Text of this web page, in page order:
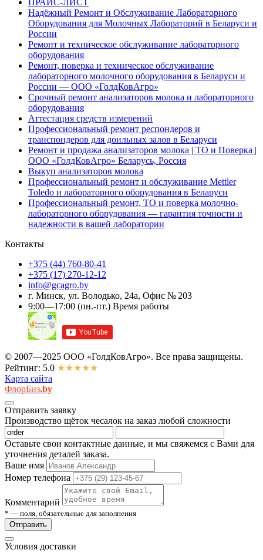
Надёжный Ремонт и Обслуживание Лабораторного
Оборудования для Молочных Лабораторий в Беларуси и
России
Ремонт и техническое обслуживание лабораторного
оборудования
Ремонт, поверка и техническое обслуживание
лабораторного молочного оборудования в Беларуси и
России — ООО «ГолдКовАгро»
Срочный ремонт анализаторов молока и лабораторного
оборудования
Аттестация средств измерений
Профессиональный ремонт респондеров и
транспондеров для доильных залов в Беларуси
Ремонт и продажа анализаторов молока | ТО и Поверка |
ООО «ГолдКовАгро» Беларусь, Россия
Выкуп анализаторов молока
Профессиональный ремонт и обслуживание Mettler
Toledo и лабораторного оборудования в Беларуси
Профессиональный ремонт, ТО и поверка молочно-
лабораторного оборудования — гарантия точности и
надежности в вашей лаборатории
Контакты
+375 (44) 760-80-41
+375 (17) 270-12-12
info@gcagro.by
г. Минск, ул. Володько, 24а, Офис № 203
9:00—17:00 (пн.-пт.) Время работы
© 2007—2025 ООО «ГолдКовАгро». Все права защищены.
Рейтинг: 5.0 ★★★★★
Карта сайта
ФлорБиз.by
Отправить заявку
Производство щёток чесалок на заказ любой сложности
Оставьте свои контактные данные, и мы свяжемся с Вами для
уточнения деталей заказа.
Ваше имя
Номер телефона
Комментарий
* — поля, обязательные для заполнения
Отправить
Условия доставки